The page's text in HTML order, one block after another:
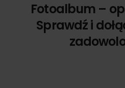
Fotoalbum –
Sprawdź i